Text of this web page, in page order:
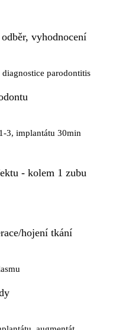
vyhodnocení
parodontitis
3, implantátu 30min
- kolem 1 zubu
hojení tkání